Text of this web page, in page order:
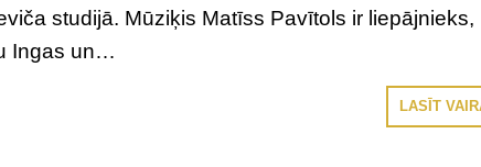
studijā. Mūziķis Matīss Pavītols ir liepājnieks,
Ingas un…
LASĪT